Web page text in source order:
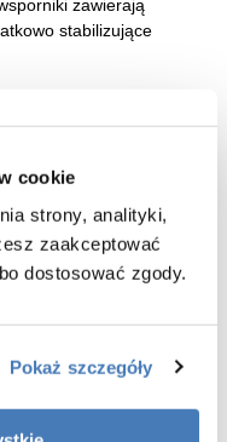
cookie
strony, analityki,
zaakceptować
dostosować zgody.
Pokaż szczegóły
zawierają
stabilizujące
wykończeniu w
mocują produkt do
się minimalistycznym
dolny system przesuwny,